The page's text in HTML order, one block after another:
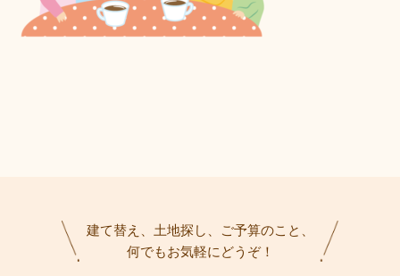
建て替え、土地探し、ご予算のこと、
何でもお気軽にどうぞ！